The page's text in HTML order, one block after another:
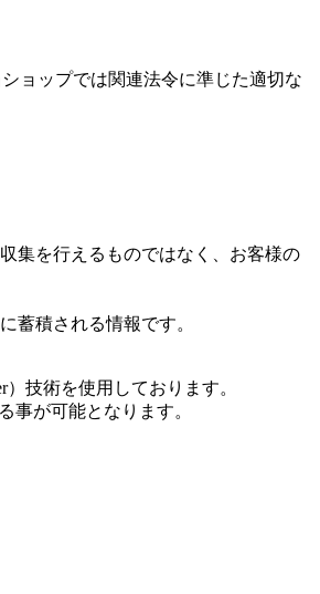
ョップでは関連法令に準じた適切な
集を行えるものではなく、お客様の
蓄積される情報です。
技術を使用しております。
事が可能となります。